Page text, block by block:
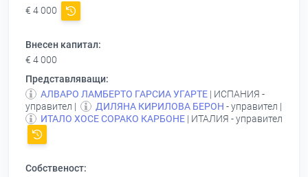
€ 4 000
Внесен капитал:
€ 4 000
Представляващи:
АЛВАРО ЛАМБЕРТО ГАРСИА УГАРТЕ | ИСПАНИЯ -
управител |
ДИЛЯНА КИРИЛОВА БЕРОН - управител |
ИТАЛО ХОСЕ СОРАКО КАРБОНЕ | ИТАЛИЯ - управител
Собственост: